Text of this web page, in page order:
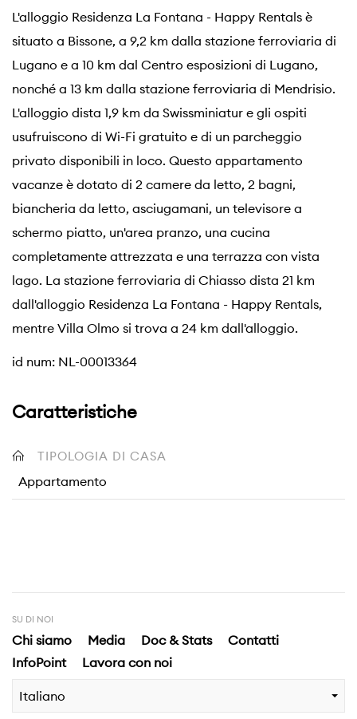
L'alloggio Residenza La Fontana - Happy Rentals è
situato a Bissone, a 9,2 km dalla stazione ferroviaria di
Lugano e a 10 km dal Centro esposizioni di Lugano,
nonché a 13 km dalla stazione ferroviaria di Mendrisio.
L'alloggio dista 1,9 km da Swissminiatur e gli ospiti
usufruiscono di Wi-Fi gratuito e di un parcheggio
privato disponibili in loco. Questo appartamento
vacanze è dotato di 2 camere da letto, 2 bagni,
biancheria da letto, asciugamani, un televisore a
schermo piatto, un'area pranzo, una cucina
completamente attrezzata e una terrazza con vista
lago. La stazione ferroviaria di Chiasso dista 21 km
dall'alloggio Residenza La Fontana - Happy Rentals,
mentre Villa Olmo si trova a 24 km dall'alloggio.
id num: NL-00013364
Caratteristiche
TIPOLOGIA DI CASA
Appartamento
SU DI NOI
Chi siamo Media Doc & Stats
Contatti
InfoPoint
Lavora con noi
Italiano